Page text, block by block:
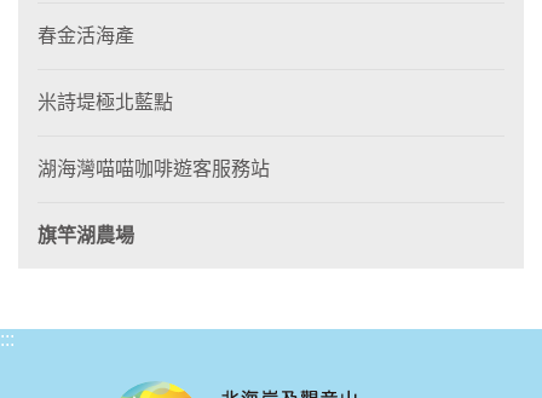
春金活海產
米詩堤極北藍點
湖海灣喵喵咖啡遊客服務站
旗竿湖農場
:::